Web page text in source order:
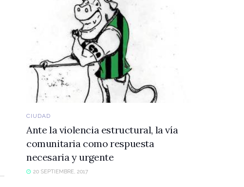
CIUDAD
Ante la violencia estructural, la vía
comunitaria como respuesta
necesaria y urgente
20 SEPTIEMBRE, 2017